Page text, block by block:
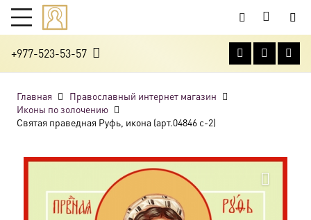
+977-523-53-57
Главная
Православный интернет магазин
Иконы по золочению
Святая праведная Руфь, икона (арт.04846 с-2)